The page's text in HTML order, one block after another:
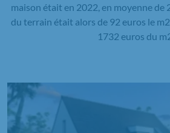
maison était en 2022, en moyenne de
du terrain était alors de 92 euros le
1732 euros du